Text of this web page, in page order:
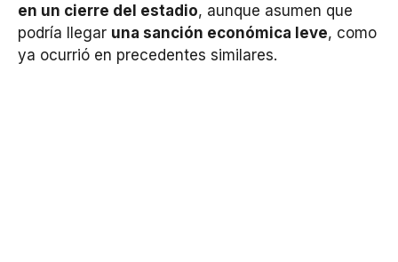
en un cierre del estadio, aunque asumen que
podría llegar una sanción económica leve, como
ya ocurrió en precedentes similares.